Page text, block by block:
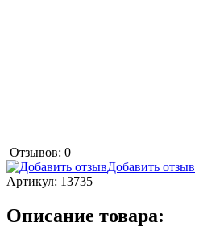
Отзывов: 0
Добавить отзыв
Артикул: 13735
Описание товара: